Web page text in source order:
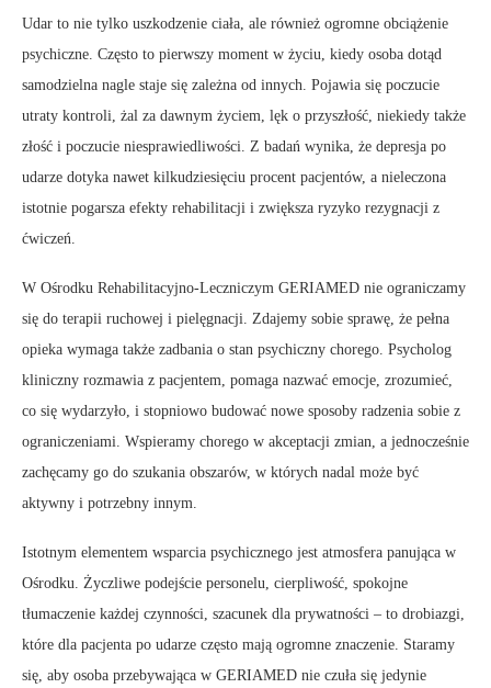
Udar to nie tylko uszkodzenie ciała, ale również ogromne obciążenie
psychiczne. Często to pierwszy moment w życiu, kiedy osoba dotąd
samodzielna nagle staje się zależna od innych. Pojawia się poczucie
utraty kontroli, żal za dawnym życiem, lęk o przyszłość, niekiedy także
złość i poczucie niesprawiedliwości. Z badań wynika, że depresja po
udarze dotyka nawet kilkudziesięciu procent pacjentów, a nieleczona
istotnie pogarsza efekty rehabilitacji i zwiększa ryzyko rezygnacji z
ćwiczeń.
W Ośrodku Rehabilitacyjno-Leczniczym GERIAMED nie ograniczamy
się do terapii ruchowej i pielęgnacji. Zdajemy sobie sprawę, że pełna
opieka wymaga także zadbania o stan psychiczny chorego. Psycholog
kliniczny rozmawia z pacjentem, pomaga nazwać emocje, zrozumieć,
co się wydarzyło, i stopniowo budować nowe sposoby radzenia sobie z
ograniczeniami. Wspieramy chorego w akceptacji zmian, a jednocześnie
zachęcamy go do szukania obszarów, w których nadal może być
aktywny i potrzebny innym.
Istotnym elementem wsparcia psychicznego jest atmosfera panująca w
Ośrodku. Życzliwe podejście personelu, cierpliwość, spokojne
tłumaczenie każdej czynności, szacunek dla prywatności – to drobiazgi,
które dla pacjenta po udarze często mają ogromne znaczenie. Staramy
się, aby osoba przebywająca w GERIAMED nie czuła się jedynie